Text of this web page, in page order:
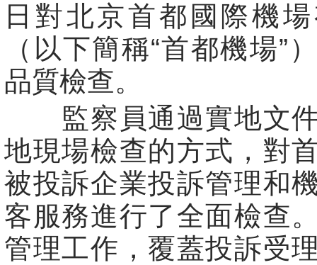
日對北京首都國際機
（以下簡稱“首都機場”
品質檢查。
監察員通過實地文件
地現場檢查的方式，對
被投訴企業投訴管理和
客服務進行了全面檢查
管理工作，覆蓋投訴受